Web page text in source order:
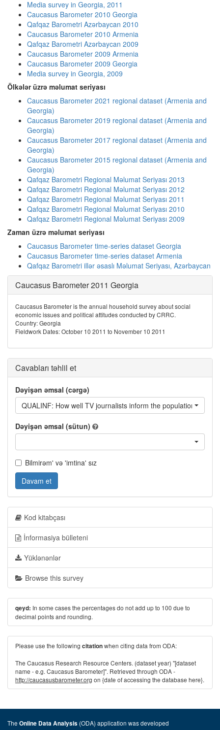
Media survey in Georgia, 2011
Caucasus Barometer 2010 Georgia
Qafqaz Barometri Azərbaycan 2010
Caucasus Barometer 2010 Armenia
Qafqaz Barometri Azərbaycan 2009
Caucasus Barometer 2009 Armenia
Caucasus Barometer 2009 Georgia
Media survey in Georgia, 2009
Ölkələr üzrə məlumat seriyası
Caucasus Barometer 2021 regional dataset (Armenia and
Georgia)
Caucasus Barometer 2019 regional dataset (Armenia and
Georgia)
Caucasus Barometer 2017 regional dataset (Armenia and
Georgia)
Caucasus Barometer 2015 regional dataset (Armenia and
Georgia)
Qafqaz Barometri Regional Məlumat Seriyası 2013
Qafqaz Barometri Regional Məlumat Seriyası 2012
Qafqaz Barometri Regional Məlumat Seriyası 2011
Qafqaz Barometri Regional Məlumat Seriyası 2010
Qafqaz Barometri Regional Məlumat Seriyası 2009
Zaman üzrə məlumat seriyası
Caucasus Barometer time-series dataset Georgia
Caucasus Barometer time-series dataset Armenia
Qafqaz Barometri illər əsaslı Məlumat Seriyası, Azərbaycan
Caucasus Barometer 2011 Georgia
Caucasus Barometer is the annual household survey about social
economic issues and political attitudes conducted by CRRC.
Country: Georgia
Fieldwork Dates: October 10 2011 to November 10 2011
Cavabları təhlil et
Dəyişən əmsal (cərgə)
QUALINF: How well TV journalists inform the population
Dəyişən əmsal (sütun)
Bilmirəm' və 'imtina' sız
Davam et
Kod kitabçası
İnformasiya bülleteni
Yüklənənlər
Browse this survey
qeyd: In some cases the percentages do not add up to 100 due to
decimal points and rounding.
Please use the following citationwhen citing data from ODA:
The Caucasus Research Resource Centers. (dataset year) "[dataset
name - e.g. Caucasus Barometer]". Retrieved through ODA -
http://caucasusbarometer.org on {date of accessing the database here}.
The Online Data Analysis (ODA) application was developed